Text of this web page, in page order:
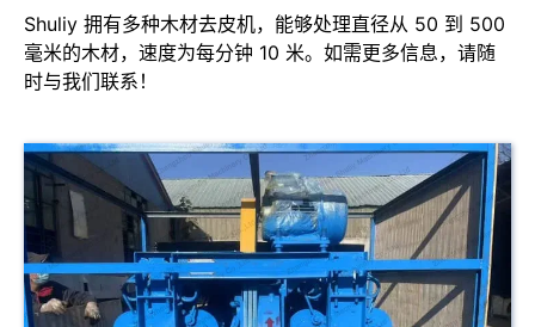
Shuliy 拥有多种木材去皮机，能够处理直径从 50 到 500
毫米的木材，速度为每分钟 10 米。如需更多信息，请随
时与我们联系！